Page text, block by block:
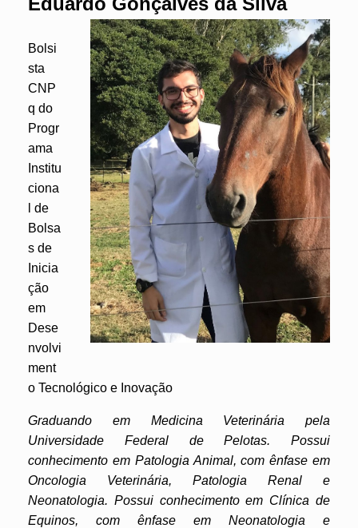
Bolsi
sta
CNP
q do
Progr
ama
Institu
ciona
l de
Bolsa
s de
Inicia
ção
em
Dese
nvolvi
ment
o Tecnológico e Inovação
Graduando em Medicina Veterinária pela
Universidade Federal de Pelotas. Possui
conhecimento em Patologia Animal, com ênfase em
Oncologia Veterinária, Patologia Renal e
Neonatologia. Possui conhecimento em Clínica de
Equinos, com ênfase em Neonatologia e